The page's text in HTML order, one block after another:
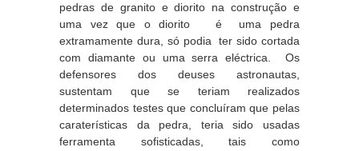
pedras de granito e diorito na construção e
uma vez que o diorito é uma pedra
extramamente dura, só podia ter sido cortada
com diamante ou uma serra eléctrica. Os
defensores dos deuses astronautas,
sustentam que se teriam realizados
determinados testes que concluíram que pelas
caraterísticas da pedra, teria sido usadas
ferramenta sofisticadas, tais como